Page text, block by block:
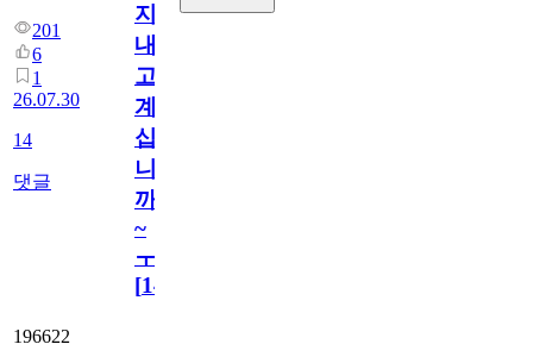
201
6
1
26.07.30
14
댓글
지
내
고
계
십
니
까
~
ㅜ
[14
196622